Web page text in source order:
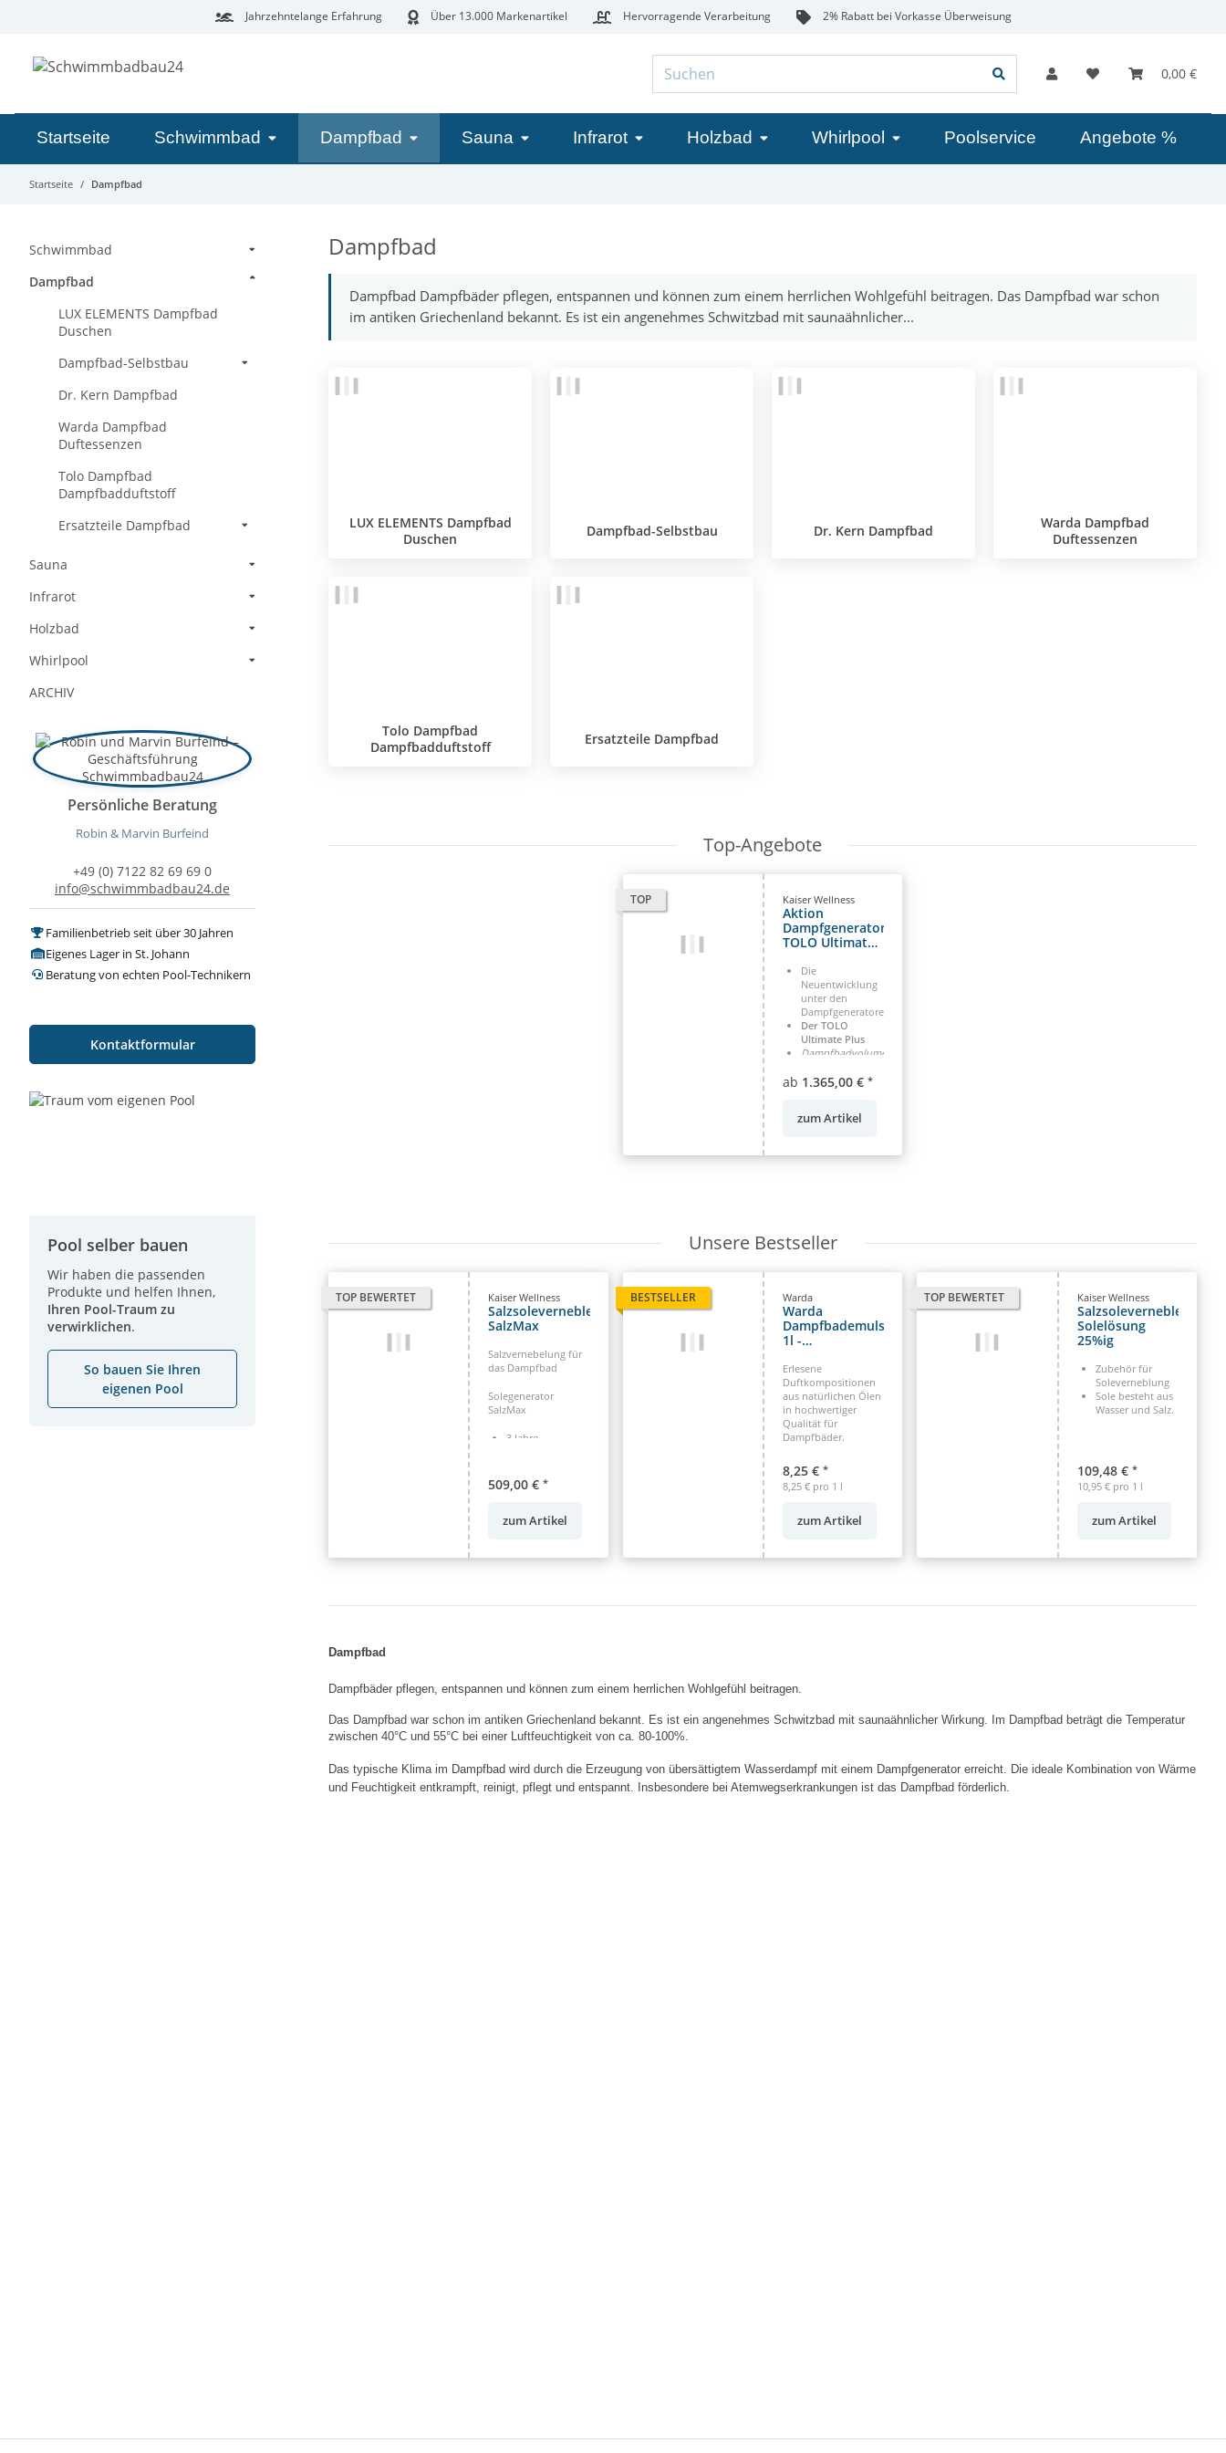
Jahrzehntelange Erfahrung Über 13.000 Markenartikel Hervorragende Verarbeitung 2% Rabatt bei Vorkasse Überweisung
0,00 €
Startseite Schwimmbad Dampfbad Sauna Infrarot Holzbad Whirlpool Poolservice Angebote %
Startseite Dampfbad
Dampfbad
Dampfbad Dampfbäder pflegen, entspannen und können zum einem herrlichen Wohlgefühl beitragen. Das Dampfbad war schon
im antiken Griechenland bekannt. Es ist ein angenehmes Schwitzbad mit saunaähnlicher...
LUX ELEMENTS Dampfbad
Duschen
Dampfbad-Selbstbau Dr. Kern Dampfbad
Warda Dampfbad
Duftessenzen
Tolo Dampfbad
Dampfbadduftstoff
Ersatzteile Dampfbad
Top-Angebote
TOP Kaiser Wellness
Aktion
Dampfgenerator
TOLO Ultimate
Die
Neuentwicklung
unter den
Dampfgeneratoren:
Der TOLO
Ultimate Plus
Dampfbadvolumen
ab 1.365,00 € *
zum Artikel
Unsere Bestseller
TOP BEWERTET Kaiser Wellness
Salzsolevernebler
SalzMax
Salzvernebelung für
das Dampfbad
Solegenerator
SalzMax
3 Jahre
schnelle
Installation
zurück, ohne
Hohe
509,00 €*
zum Artikel
BESTSELLER Warda
Warda
Dampfbademulsion
1l -
Düfte-Classic
Erlesene
Duftkompositionen
aus natürlichen Ölen
in hochwertiger
Qualität für
Dampfbäder.
8,25 € *
8,25 € pro 1 l
zum Artikel
TOP BEWERTET Kaiser Wellness
Salzsolevernebler
Solelösung
25%ig
Zubehör für
Soleverneblung
Sole besteht aus
Wasser und Salz.
109,48 € *
10,95 € pro 1 l
zum Artikel
Dampfbad
Dampfbäder pflegen, entspannen und können zum einem herrlichen Wohlgefühl beitragen.
Das Dampfbad war schon im antiken Griechenland bekannt. Es ist ein angenehmes Schwitzbad mit saunaähnlicher Wirkung. Im Dampfbad beträgt die Temperatur
zwischen 40°C und 55°C bei einer Luftfeuchtigkeit von ca. 80-100%.
Das typische Klima im Dampfbad wird durch die Erzeugung von übersättigtem Wasserdampf mit einem Dampfgenerator erreicht. Die ideale Kombination von Wärme
und Feuchtigkeit entkrampft, reinigt, pflegt und entspannt. Insbesondere bei Atemwegserkrankungen ist das Dampfbad förderlich.
Schwimmbad
Dampfbad
LUX ELEMENTS Dampfbad
Duschen
Dampfbad-Selbstbau
Dr. Kern Dampfbad
Warda Dampfbad
Duftessenzen
Tolo Dampfbad
Dampfbadduftstoff
Ersatzteile Dampfbad
Sauna
Infrarot
Holzbad
Whirlpool
ARCHIV
Persönliche Beratung
Robin & Marvin Burfeind
+49 (0) 7122 82 69 69 0
info@schwimmbadbau24.de
Familienbetrieb seit über 30 Jahren
Eigenes Lager in St. Johann
Beratung von echten Pool-Technikern
Kontaktformular
Pool selber bauen
Wir haben die passenden
Produkte und helfen Ihnen,
Ihren Pool-Traum zu
verwirklichen.
So bauen Sie Ihren
eigenen Pool